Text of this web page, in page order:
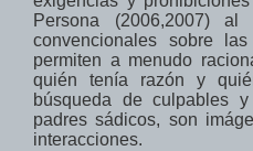
Persona (2006,2007)
convencionales sobre las
permiten a menudo
quién
tenía razón y
búsqueda de culpables y
padres sádicos, son
interacciones.